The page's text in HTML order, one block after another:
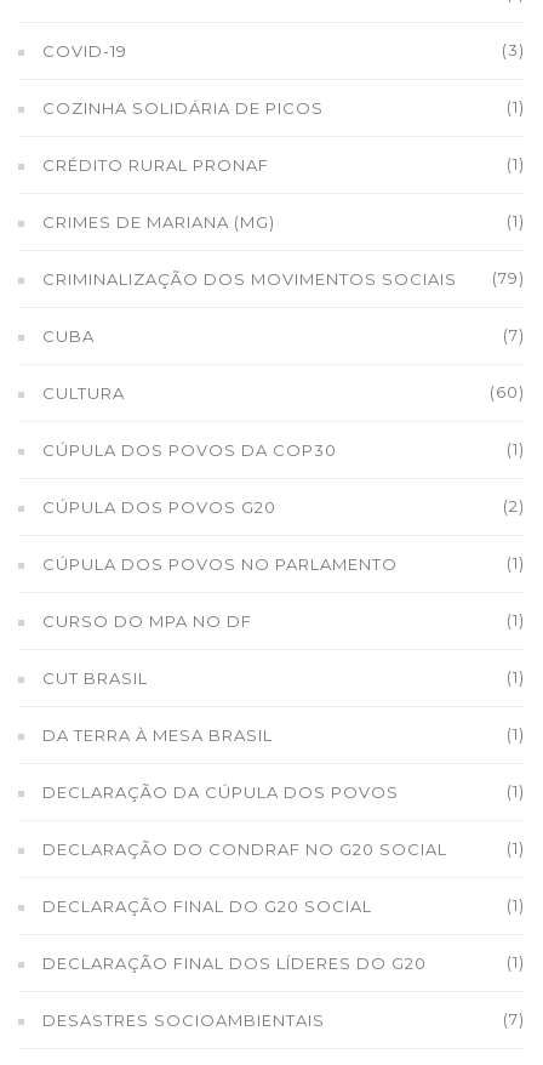
COVID-19 (3)
COZINHA SOLIDÁRIA DE PICOS (1)
CRÉDITO RURAL PRONAF (1)
CRIMES DE MARIANA (MG) (1)
CRIMINALIZAÇÃO DOS MOVIMENTOS SOCIAIS (79)
CUBA (7)
CULTURA (60)
CÚPULA DOS POVOS DA COP30 (1)
CÚPULA DOS POVOS G20 (2)
CÚPULA DOS POVOS NO PARLAMENTO (1)
CURSO DO MPA NO DF (1)
CUT BRASIL (1)
DA TERRA À MESA BRASIL (1)
DECLARAÇÃO DA CÚPULA DOS POVOS (1)
DECLARAÇÃO DO CONDRAF NO G20 SOCIAL (1)
DECLARAÇÃO FINAL DO G20 SOCIAL (1)
DECLARAÇÃO FINAL DOS LÍDERES DO G20 (1)
DESASTRES SOCIOAMBIENTAIS (7)